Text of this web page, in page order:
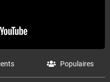
Populaires